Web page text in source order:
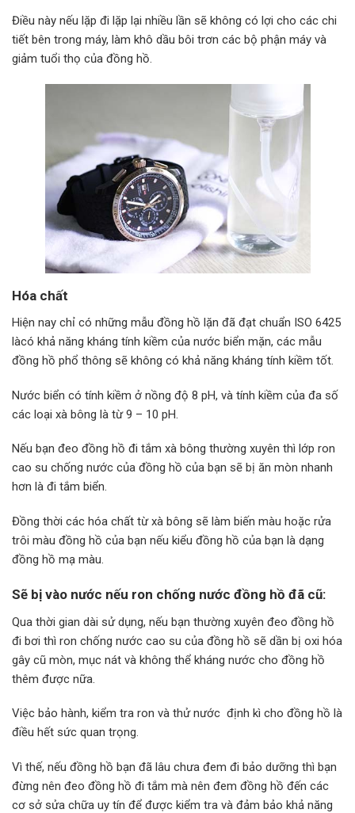
Điều này nếu lặp đi lặp lại nhiều lần sẽ không có lợi cho các chi
tiết bên trong máy, làm khô dầu bôi trơn các bộ phận máy và
giảm tuổi thọ của đồng hồ.
Hóa chất
Hiện nay chỉ có những mẫu đồng hồ lặn đã đạt chuẩn ISO 6425
làcó khả năng kháng tính kiềm của nước biển mặn, các mẫu
đồng hồ phổ thông sẽ không có khả năng kháng tính kiềm tốt.
Nước biển có tính kiềm ở nồng độ 8 pH, và tính kiềm của đa số
các loại xà bông là từ 9 – 10 pH.
Nếu bạn đeo đồng hồ đi tắm xà bông thường xuyên thì lớp ron
cao su chống nước của đồng hồ của bạn sẽ bị ăn mòn nhanh
hơn là đi tắm biển.
Đồng thời các hóa chất từ xà bông sẽ làm biến màu hoặc rửa
trôi màu đồng hồ của bạn nếu kiểu đồng hồ của bạn là dạng
đồng hồ mạ màu.
Sẽ bị vào nước nếu ron chống nước đồng hồ đã cũ:
Qua thời gian dài sử dụng, nếu bạn thường xuyên đeo đồng hồ
đi bơi thì ron chống nước cao su của đồng hồ sẽ dần bị oxi hóa
gây cũ mòn, mục nát và không thể kháng nước cho đồng hồ
thêm được nữa.
Việc bảo hành, kiểm tra ron và thử nước định kì cho đồng hồ là
điều hết sức quan trọng.
Vì thế, nếu đồng hồ bạn đã lâu chưa đem đi bảo dưỡng thì bạn
đừng nên đeo đồng hồ đi tắm mà nên đem đồng hồ đến các
cơ sở sửa chữa uy tín để được kiểm tra và đảm bảo khả năng